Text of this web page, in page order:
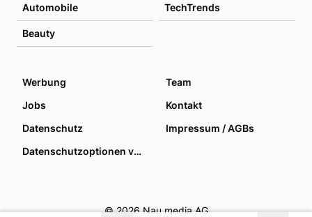
Automobile TechTrends
Beauty
Werbung
Team
Jobs
Kontakt
Datenschutz
Impressum / AGBs
Datenschutzoptionen verwalten
© 2026 Nau media AG